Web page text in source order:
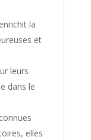
la
et
leurs
dans le
elles